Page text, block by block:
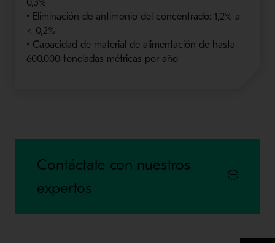
0,3%
• Eliminación de antimonio del concentrado: 1,2% a
< 0,2%
• Capacidad de material de alimentación de hasta
600.000 toneladas métricas por año
Contáctate con nuestros
expertos